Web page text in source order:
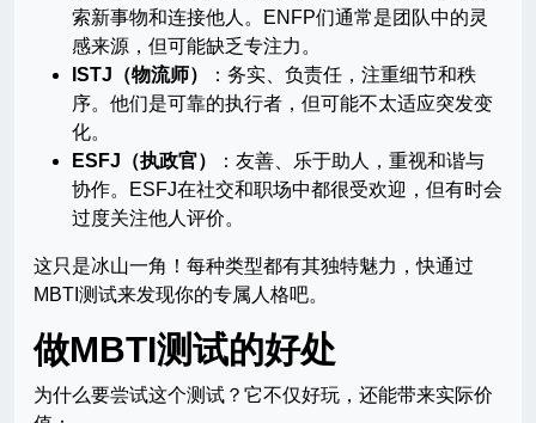
索新事物和连接他人。ENFP们通常是团队中的灵
感来源，但可能缺乏专注力。
ISTJ（物流师）
：务实、负责任，注重细节和秩
序。他们是可靠的执行者，但可能不太适应突发变
化。
ESFJ（执政官）
：友善、乐于助人，重视和谐与
协作。ESFJ在社交和职场中都很受欢迎，但有时会
过度关注他人评价。
这只是冰山一角！每种类型都有其独特魅力，快通过
MBTI测试来发现你的专属人格吧。
做MBTI测试的好处
为什么要尝试这个测试？它不仅好玩，还能带来实际价